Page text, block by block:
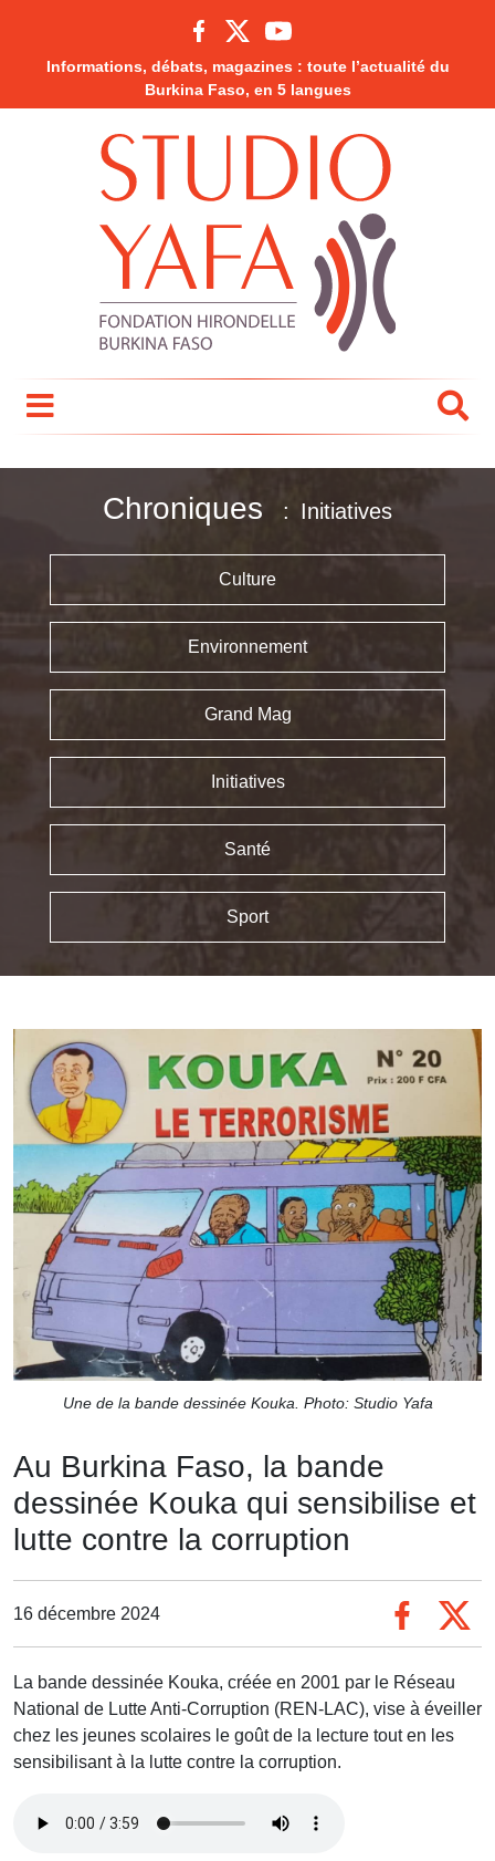
Informations, débats, magazines : toute l’actualité du
Burkina Faso, en 5 langues
Chroniques Initiatives
Culture
Environnement
Grand Mag
Initiatives
Santé
Sport
Une de la bande dessinée Kouka. Photo: Studio Yafa
Au Burkina Faso, la bande
dessinée Kouka qui sensibilise et
lutte contre la corruption
16 décembre 2024
La bande dessinée Kouka, créée en 2001 par le Réseau
National de Lutte Anti-Corruption (REN-LAC), vise à éveiller
chez les jeunes scolaires le goût de la lecture tout en les
sensibilisant à la lutte contre la corruption.